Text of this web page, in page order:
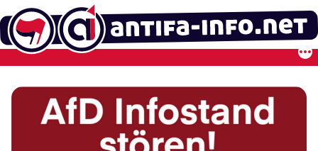
Zum
Inhalt
springen